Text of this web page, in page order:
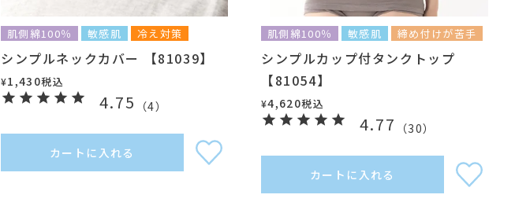
肌側綿100％ 敏感肌 冷え対策
シンプルネックカバー 【81039】
¥1,430税込
4.75 （4）
カートに入れる
肌側綿100％ 敏感肌 締め付けが苦手
シンプルカップ付タンクトップ
【81054】
¥4,620税込
4.77 （30）
カートに入れる